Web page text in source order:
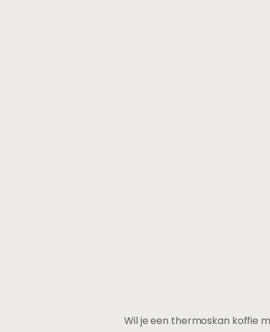
Wil je een thermoskan koffie